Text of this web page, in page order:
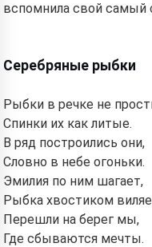
вспомнила свой самый
Серебряные рыбки
Рыбки в речке не
Спинки их как литые.
В ряд построились они,
Словно в небе огоньки.
Эмилия по ним шагает,
Рыбка хвостиком
Перешли на берег мы,
Где сбываются мечты.